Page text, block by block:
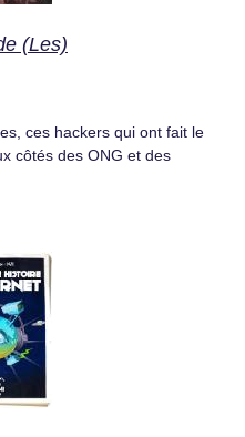
(Les)
ces hackers qui ont fait le
côtés des ONG et des